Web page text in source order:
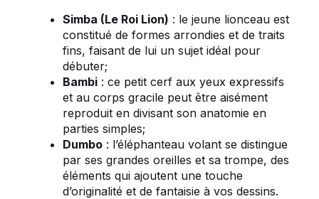
Simba (Le Roi Lion) : le jeune lionceau est
constitué de formes arrondies et de traits
fins, faisant de lui un sujet idéal pour
débuter;
Bambi : ce petit cerf aux yeux expressifs
et au corps gracile peut être aisément
reproduit en divisant son anatomie en
parties simples;
Dumbo : l’éléphanteau volant se distingue
par ses grandes oreilles et sa trompe, des
éléments qui ajoutent une touche
d’originalité et de fantaisie à vos dessins.